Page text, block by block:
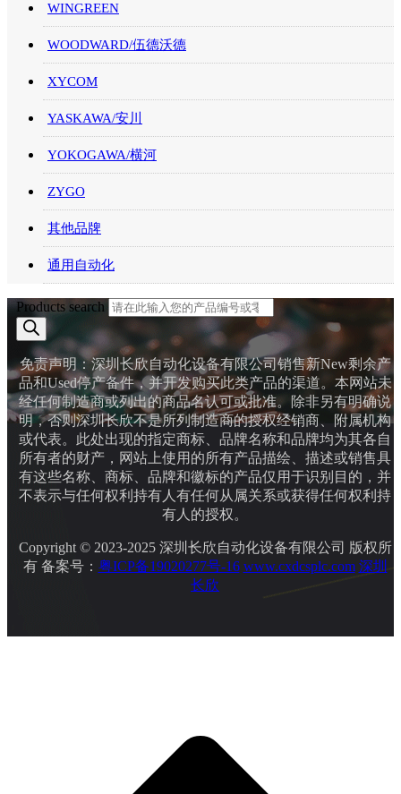
WINGREEN
WOODWARD/伍德沃德
XYCOM
YASKAWA/安川
YOKOGAWA/横河
ZYGO
其他品牌
通用自动化
Products search
免责声明：深圳长欣自动化设备有限公司销售新New剩余产
品和Used停产备件，并开发购买此类产品的渠道。本网站未
经任何制造商或列出的商品名认可或批准。除非另有明确说
明，否则深圳长欣不是所列制造商的授权经销商、附属机构
或代表。此处出现的指定商标、品牌名称和品牌均为其各自
所有者的财产，网站上使用的所有产品描绘、描述或销售具
有这些名称、商标、品牌和徽标的产品仅用于识别目的，并
不表示与任何权利持有人有任何从属关系或获得任何权利持
有人的授权。
Copyright © 2023-2025 深圳长欣自动化设备有限公司 版权所
有 备案号： 粤ICP备19020277号-16 www.cxdcsplc.com 深圳
长欣